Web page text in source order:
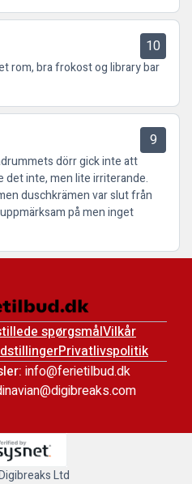
10
rom, bra frokost og library bar
9
dörr gick inte att
det inte, men lite irriterande.
duschkrämen var slut från
på men inget
spørgsmålVilkår
Privatlivspolitik
info@ferietilbud.dk
Ltd